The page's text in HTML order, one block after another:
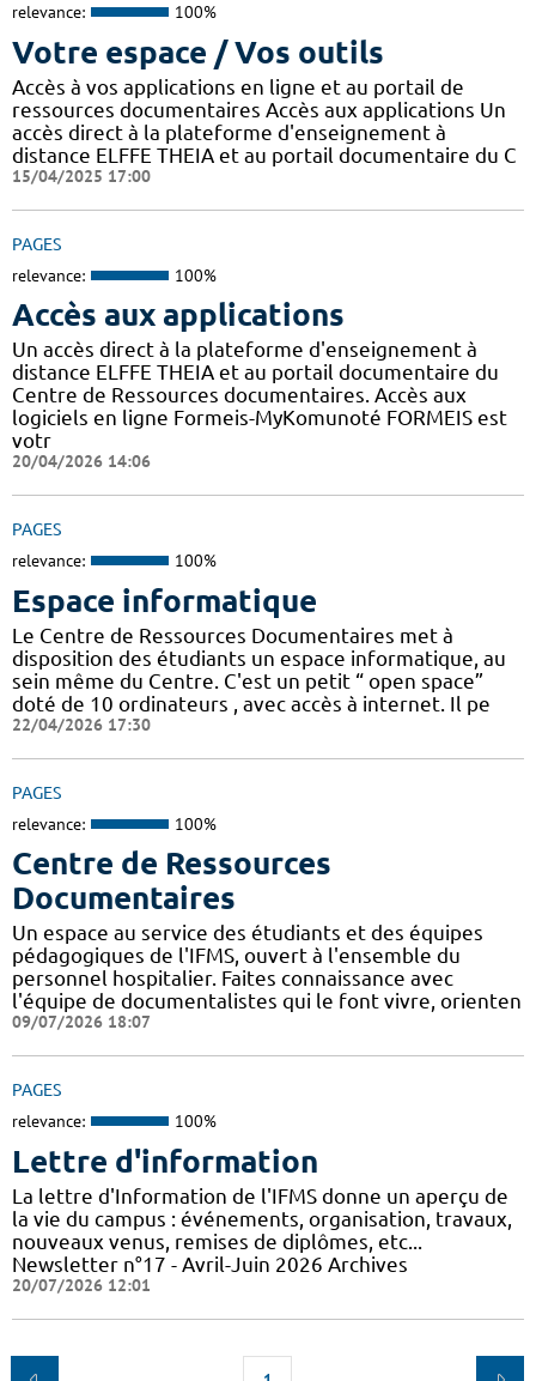
relevance: 100%
Votre espace / Vos outils
Accès à vos applications en ligne et au portail de
ressources documentaires Accès aux applications Un
accès direct à la plateforme d'enseignement à
distance ELFFE THEIA et au portail documentaire du C
15/04/2025 17:00
PAGES
relevance: 100%
Accès aux applications
Un accès direct à la plateforme d'enseignement à
distance ELFFE THEIA et au portail documentaire du
Centre de Ressources documentaires. Accès aux
logiciels en ligne Formeis-MyKomunoté FORMEIS est
votr
20/04/2026 14:06
PAGES
relevance: 100%
Espace informatique
Le Centre de Ressources Documentaires met à
disposition des étudiants un espace informatique, au
sein même du Centre. C'est un petit “ open space”
doté de 10 ordinateurs , avec accès à internet. Il pe
22/04/2026 17:30
PAGES
relevance: 100%
Centre de Ressources
Documentaires
Un espace au service des étudiants et des équipes
pédagogiques de l'IFMS, ouvert à l'ensemble du
personnel hospitalier. Faites connaissance avec
l'équipe de documentalistes qui le font vivre, orienten
09/07/2026 18:07
PAGES
relevance: 100%
Lettre d'information
La lettre d'Information de l'IFMS donne un aperçu de
la vie du campus : événements, organisation, travaux,
nouveaux venus, remises de diplômes, etc...
Newsletter n°17 - Avril-Juin 2026 Archives
20/07/2026 12:01